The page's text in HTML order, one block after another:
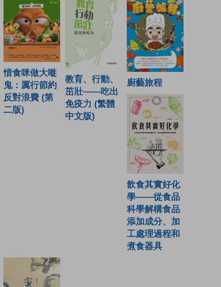
惜食咪做大嘥
鬼：厲行節約
反對浪費 (第
二版)
教育、行動、
茁壯——吃出
免疫力 (繁體
中文版)
廚藝旅程
飲食其實好化
學——從食品
科學解構食品
添加成分、加
工處理過程和
煮食器具